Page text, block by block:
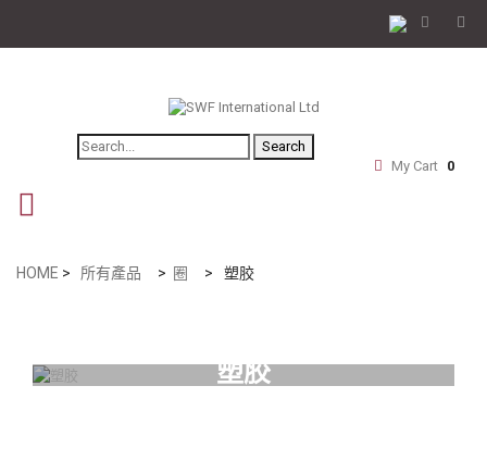
My Cart 0
Search
HOME > 所有產品 > 圈 > 塑胶
塑胶